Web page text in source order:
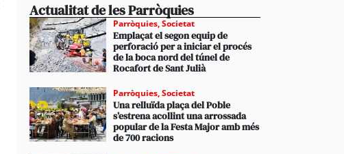
Actualitat de les Parròquies
Parròquies,Societat
Emplaçat el segon equip de
perforació per a iniciar el procés
de la boca nord del túnel de
Rocafort de Sant Julià
Parròquies,Societat
Una relluïda plaça del Poble
s’estrena acollint una arrossada
popular de la Festa Major amb més
de 700 racions